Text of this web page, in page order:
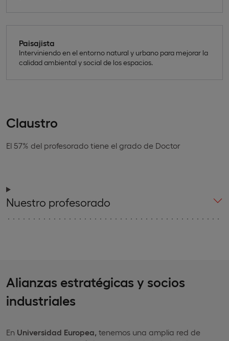
Paisajista
Interviniendo en el entorno natural y urbano para mejorar la
calidad ambiental y social de los espacios.
Claustro
El 57% del profesorado tiene el grado de Doctor
Nuestro profesorado
Alianzas estratégicas y socios
industriales
En Universidad Europea, tenemos una amplia red de